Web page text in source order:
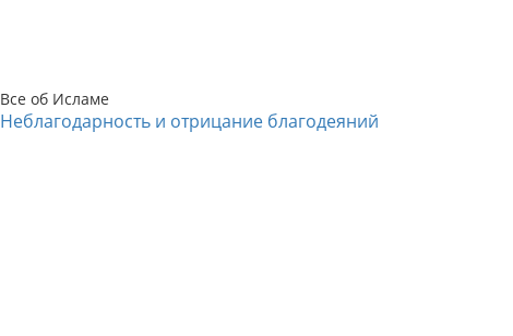
Все об Исламе
Неблагодарность и отрицание благодеяний